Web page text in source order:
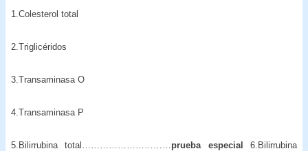
1.Colesterol total
2.Triglicéridos
3.Transaminasa O
4.Transaminasa P
5.Bilirrubina total………………………… prueba especial6.Bilirrubina